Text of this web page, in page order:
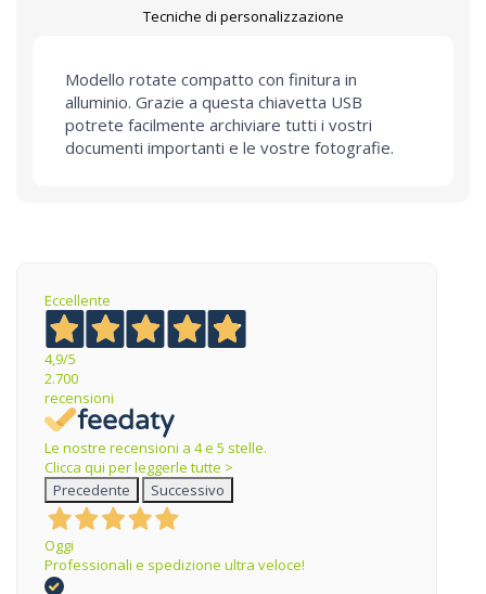
Tecniche di personalizzazione
Modello rotate compatto con finitura in
alluminio. Grazie a questa chiavetta USB
potrete facilmente archiviare tutti i vostri
documenti importanti e le vostre fotografie.
Eccellente
4,9/5
2.700
recensioni
Le nostre recensioni a 4 e 5 stelle.
Clicca qui per leggerle tutte >
Precedente
Successivo
Oggi
Professionali e spedizione ultra veloce!